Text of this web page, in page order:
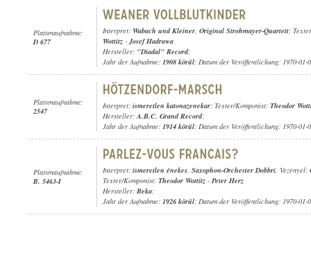
Plattenaufnahme:
D 677
Interpret: Wabach und Kleiner, Original Strohmayer-Quartett;
Wottitz -Josef Hadrawa
Hersteller: "Diadal" Record;
Jahr der Aufnahme: 1908 körül; Datum der Veröffentlichung: 1970-01-
Plattenaufnahme:
2547
Interpret: ismeretlen katonazenekar; Texter/Komponist: Theodor
Hersteller:A.B.C. Grand Record;
Jahr der Aufnahme: 1914 körül; Datum der Veröffentlichung: 1970-01-
Plattenaufnahme:
B. 5463-I
Interpret: ismeretlen énekes, Saxophon-Orchester Dobbri, Vezényel:
Texter/Komponist: Theodor Wottitz - Peter Herz
Hersteller: Beka;
Jahr der Aufnahme: 1926 körül; Datum der Veröffentlichung: 1970-01-